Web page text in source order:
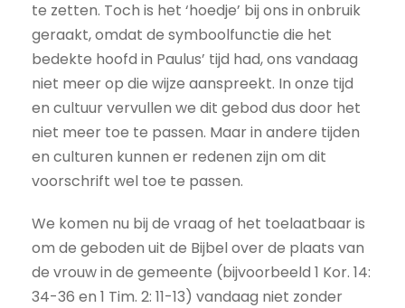
te zetten. Toch is het ‘hoedje’ bij ons in onbruik
geraakt, omdat de symboolfunctie die het
bedekte hoofd in Paulus’ tijd had, ons vandaag
niet meer op die wijze aanspreekt. In onze tijd
en cultuur vervullen we dit gebod dus door het
niet meer toe te passen. Maar in andere tijden
en culturen kunnen er redenen zijn om dit
voorschrift wel toe te passen.
We komen nu bij de vraag of het toelaatbaar is
om de geboden uit de Bijbel over de plaats van
de vrouw in de gemeente (bijvoorbeeld 1 Kor. 14:
34-36 en 1 Tim. 2: 11-13) vandaag niet zonder